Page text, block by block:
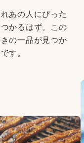
あの人にぴった
かるはず。この
の一品が見つか
す。